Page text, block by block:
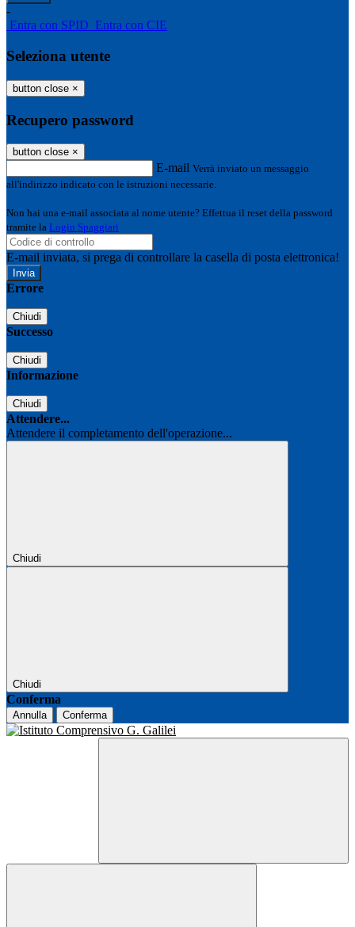
-
Entra con SPID Entra con CIE
Seleziona utente
button close ×
Recupero password
button close ×
E-mail Verrà inviato un messaggio
all'indirizzo indicato con le istruzioni necessarie.
Non hai una e-mail associata al nome utente? Effettua il reset della password
tramite la Login Spaggiari
E-mail inviata, si prega di controllare la casella di posta elettronica!
Errore
Chiudi
Successo
Chiudi
Informazione
Chiudi
Attendere...
Attendere il completamento dell'operazione...
Chiudi
Chiudi
Conferma
Annulla Conferma